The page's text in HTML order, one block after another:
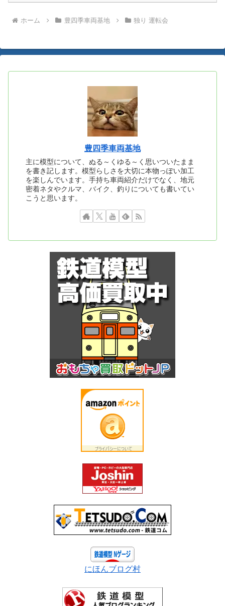
ホーム 豊四季車両基地 独り 運転会
豊四季車両基地
主に模型について、ぬる～くゆる～く思いついたまま
を書き記します。模型らしさを大切に本物っぽい加工
を楽しんでいます。手持ち車両紹介だけでなく、地元
密着ネタやクルマ、バイク、釣りについても書いてい
こうと思います。
にほんブログ村